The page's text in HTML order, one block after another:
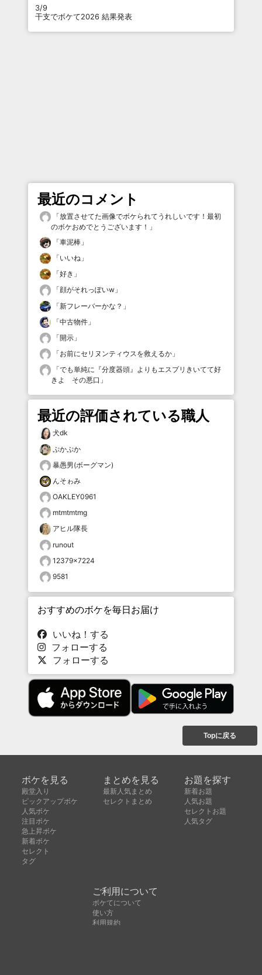
3/9
干支でボケて2026 結果発表
最近のコメント
「放置させてた画像でボケられてうれしいです！最初
のボケおめでとうございます！ 」
「車泥棒 」
「いいね 」
「好き 」
「顔がそれっぽいw 」
「新フレーバーかな？ 」
「中古物件 」
「開示 」
「お前にセリヌンティウスを救えるか 」
「でも単純に『分度器頭』よりもエスプリきいてて好
きよ その悪口 」
最近の評価されている職人
犬dk
ぷかぷか
暴愚男(ボーグマン)
んそゎみ
OAKLEY0961
mtmtmtmg
アヒル隊長
runout
12379×7224
9581
おすすめのボケを毎日お届け
いいね！する
フォローする
フォローする
Topに戻る
ボケを見る
殿堂入り
ピックアップボケ
人気ボケ
注目ボケ
急上昇ボケ
新着ボケ
セレクト
タグ
まとめを見る
最新人気まとめ
セレクトまとめ
お題を探す
新着お題
人気お題
セレクトお題
人気タグ
ご利用について
ボケてについて
使い方
利用規約